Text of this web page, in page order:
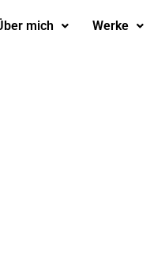
mich Werke